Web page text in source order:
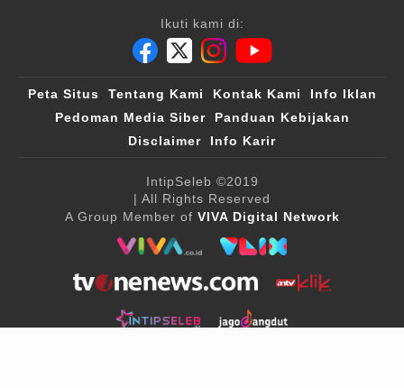
Ikuti kami di:
Peta Situs Tentang Kami Kontak Kami
Info Iklan
Pedoman Media Siber
Panduan Kebijakan
Disclaimer
Info Karir
IntipSeleb ©2019
| All Rights Reserved
A Group Member of VIVA Digital Network